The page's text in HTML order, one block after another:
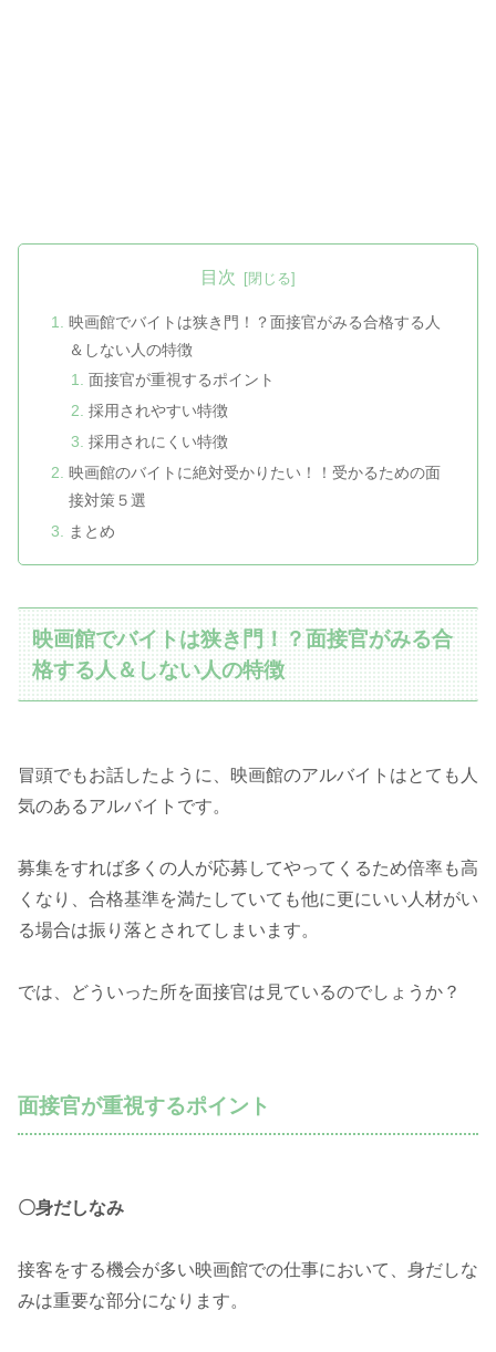
目次
映画館でバイトは狭き門！？面接官がみる合格する人
＆しない人の特徴
面接官が重視するポイント
採用されやすい特徴
採用されにくい特徴
映画館のバイトに絶対受かりたい！！受かるための面
接対策５選
まとめ
映画館でバイトは狭き門！？面接官がみる合
格する人＆しない人の特徴
冒頭でもお話したように、映画館のアルバイトはとても人
気のあるアルバイトです。
募集をすれば多くの人が応募してやってくるため倍率も高
くなり、合格基準を満たしていても他に更にいい人材がい
る場合は振り落とされてしまいます。
では、どういった所を面接官は見ているのでしょうか？
面接官が重視するポイント
〇身だしなみ
接客をする機会が多い映画館での仕事において、身だしな
みは重要な部分になります。